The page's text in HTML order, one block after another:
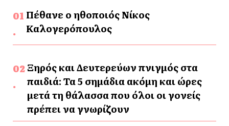
Πέθανε ο ηθοποιός Νίκος
Καλογερόπουλος
Ξηρός και Δευτερεύων πνιγμός στα
παιδιά: Τα 5 σημάδια ακόμη και ώρες
μετά τη θάλασσα που όλοι οι γονείς
πρέπει να γνωρίζουν